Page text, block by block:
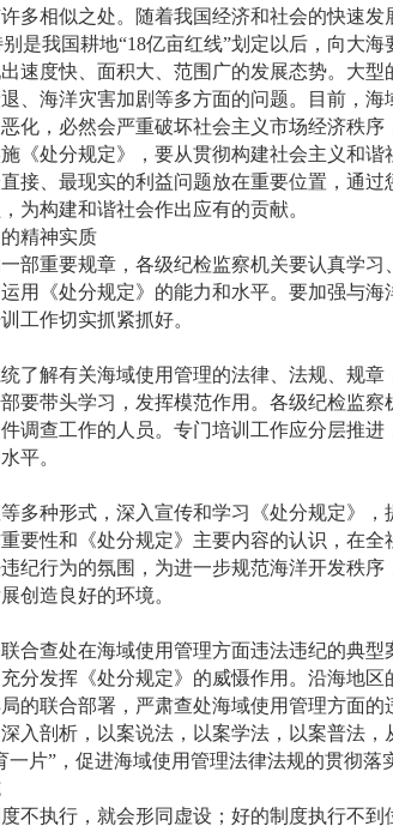
多相似之处。随着我国经济和社会的快速发
是我国耕地“18亿亩红线”划定以后，向大
速度快、面积大、范围广的发展态势。大型
、海洋灾害加剧等多方面的问题。目前，海
化，必然会严重破坏社会主义市场经济秩序
《处分规定》，要从贯彻构建社会主义和谐
接、最现实的利益问题放在重要位置，通
为构建和谐社会作出应有的贡献。
精神实质
部重要规章，各级纪检监察机关要认真学
用《处分规定》的能力和水平。要加强与海
工作切实抓紧抓好。
了解有关海域使用管理的法律、法规、规
要带头学习，发挥模范作用。各级纪检监
调查工作的人员。专门培训工作应分层推进
平。
多种形式，深入宣传和学习《处分规定》，
要性和《处分规定》主要内容的认识，在
纪行为的氛围，为进一步规范海洋开发秩
创造良好的环境。
合查处在海域使用管理方面违法违纪的典
分发挥《处分规定》的威慑作用。沿海地
的联合部署，严肃查处海域使用管理方面
入剖析，以案说法，以案学法，以案普法，
片”，促进海域使用管理法律法规的贯彻落
不执行，就会形同虚设；好的制度执行不